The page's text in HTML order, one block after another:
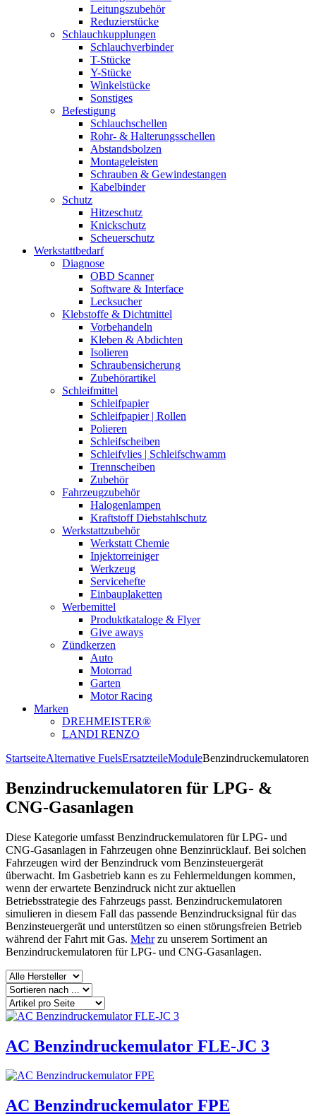
Leitungszubehör
Reduzierstücke
Schlauchkupplungen
Schlauchverbinder
T-Stücke
Y-Stücke
Winkelstücke
Sonstiges
Befestigung
Schlauchschellen
Rohr- & Halterungsschellen
Abstandsbolzen
Montageleisten
Schrauben & Gewindestangen
Kabelbinder
Schutz
Hitzeschutz
Knickschutz
Scheuerschutz
Werkstattbedarf
Diagnose
OBD Scanner
Software & Interface
Lecksucher
Klebstoffe & Dichtmittel
Vorbehandeln
Kleben & Abdichten
Isolieren
Schraubensicherung
Zubehörartikel
Schleifmittel
Schleifpapier
Schleifpapier | Rollen
Polieren
Schleifscheiben
Schleifvlies | Schleifschwamm
Trennscheiben
Zubehör
Fahrzeugzubehör
Halogenlampen
Kraftstoff Diebstahlschutz
Werkstattzubehör
Werkstatt Chemie
Injektorreiniger
Werkzeug
Servicehefte
Einbauplaketten
Werbemittel
Produktkataloge & Flyer
Give aways
Zündkerzen
Auto
Motorrad
Garten
Motor Racing
Marken
DREHMEISTER®
LANDI RENZO
StartseiteAlternative FuelsErsatzteileModuleBenzindruckemulatoren
Benzindruckemulatoren für LPG- &
CNG-Gasanlagen
Diese Kategorie umfasst Benzindruckemulatoren für LPG- und
CNG-Gasanlagen in Fahrzeugen ohne Benzinrücklauf. Bei solchen
Fahrzeugen wird der Benzindruck vom Benzinsteuergerät
überwacht. Im Gasbetrieb kann es zu Fehlermeldungen kommen,
wenn der erwartete Benzindruck nicht zur aktuellen
Betriebsstrategie des Fahrzeugs passt. Benzindruckemulatoren
simulieren in diesem Fall das passende Benzindrucksignal für das
Benzinsteuergerät und unterstützen so einen störungsfreien Betrieb
während der Fahrt mit Gas. Mehrzu unserem Sortiment an
Benzindruckemulatoren für LPG- und CNG-Gasanlagen.
AC Benzindruckemulator FLE-JC 3
AC Benzindruckemulator FPE